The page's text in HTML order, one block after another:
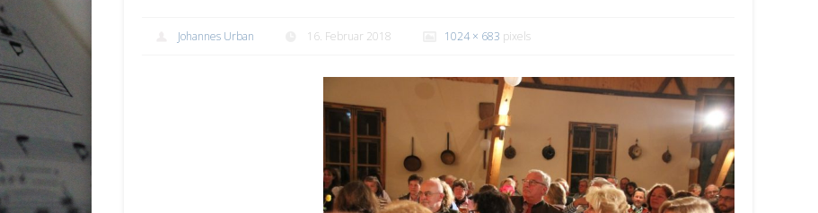
Johannes Urban 16. Februar 2018 1024 × 683 pixels